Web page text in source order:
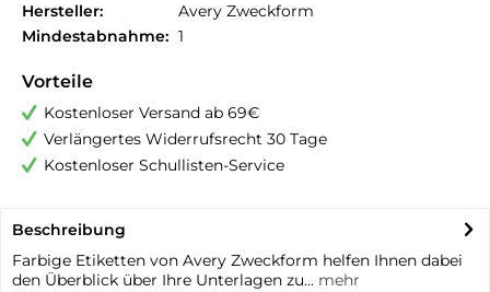
Hersteller:
Avery Zweckform
Mindestabnahme: 1
Vorteile
Kostenloser Versand ab 69€
Verlängertes Widerrufsrecht 30 Tage
Kostenloser Schullisten-Service
Beschreibung
Farbige Etiketten von Avery Zweckform helfen Ihnen dabei
den Überblick über Ihre Unterlagen zu... mehr